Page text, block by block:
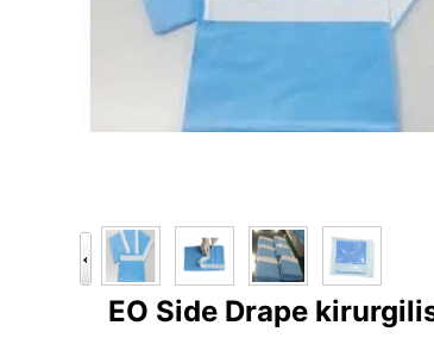
EO Side Drape